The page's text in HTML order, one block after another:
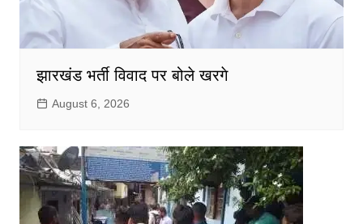
झारखंड भर्ती विवाद पर बोले खरगे
August 6, 2026